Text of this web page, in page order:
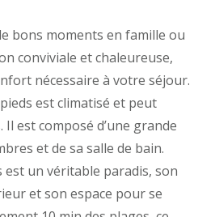
bons moments en famille ou
conviviale et chaleureuse,
nécessaire à votre séjour.
est climatisé et peut
est composé d’une grande
et de sa salle de bain.
est un véritable paradis, son
et son espace pour se